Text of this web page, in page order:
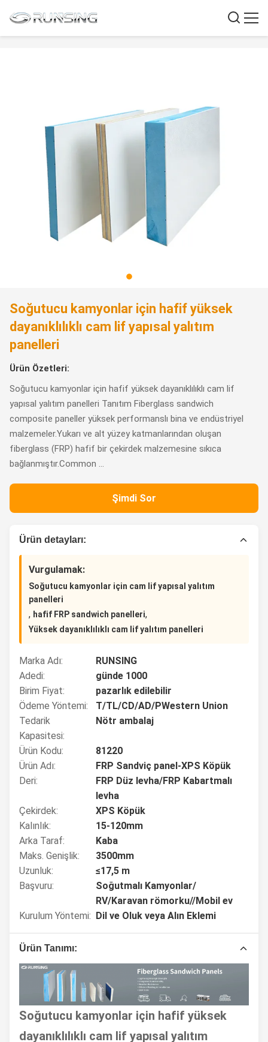
Soğutucu kamyonlar için hafif yüksek
dayanıklılıklı cam lif yapısal yalıtım
panelleri
Ürün Özetleri:
Soğutucu kamyonlar için hafif yüksek dayanıklılıklı cam lif
yapısal yalıtım panelleri Tanıtım Fiberglass sandwich
composite paneller yüksek performanslı bina ve endüstriyel
malzemeler.Yukarı ve alt yüzey katmanlarından oluşan
fiberglass (FRP) hafif bir çekirdek malzemesine sıkıca
bağlanmıştır.Common ...
Şimdi Sor
Ürün detayları:
Vurgulamak:
Soğutucu kamyonlar için cam lif yapısal yalıtım
panelleri
, hafif FRP sandwich panelleri,
Yüksek dayanıklılıklı cam lif yalıtım panelleri
Marka Adı:
RUNSING
Adedi:
günde 1000
Birim Fiyat:
pazarlık edilebilir
Ödeme Yöntemi:
T/TL/CD/AD/PWestern Union
Tedarik
Kapasitesi:
Nötr ambalaj
Ürün Kodu:
81220
Ürün Adı:
FRP Sandviç panel-XPS Köpük
Deri:
FRP Düz levha/FRP Kabartmalı
levha
Çekirdek:
XPS Köpük
Kalınlık:
15-120mm
Arka Taraf:
Kaba
Maks. Genişlik:
3500mm
Uzunluk:
≤17,5 m
Başvuru:
Soğutmalı Kamyonlar/
RV/Karavan römorku//Mobil ev
Kurulum Yöntemi: Dil ve Oluk veya Alın Eklemi
Ürün Tanımı:
Soğutucu kamyonlar için hafif yüksek
dayanıklılıklı cam lif yapısal yalıtım